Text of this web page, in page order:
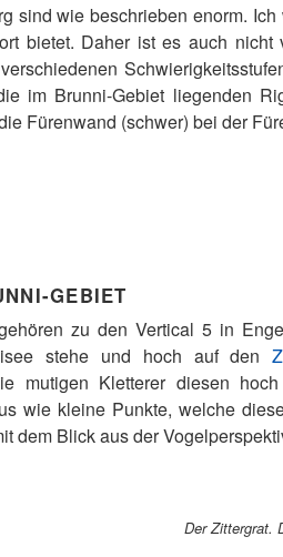
sind wie beschrieben enorm.
bietet. Daher ist es auch nicht
im Brunni-Gebiet liegenden
Fürenwand (schwer) bei der
GEBIET
zu den Vertical 5 in
stehe und hoch auf den
mutigen Kletterer diesen
wie kleine Punkte, welche
dem Blick aus der
Der Zittergrat.